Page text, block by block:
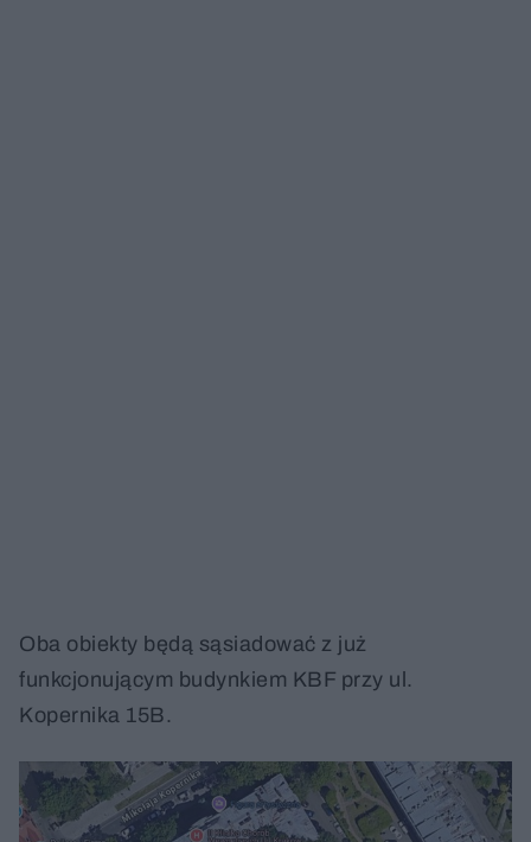
Oba obiekty będą sąsiadować z już
funkcjonującym budynkiem KBF przy ul.
Kopernika 15B.